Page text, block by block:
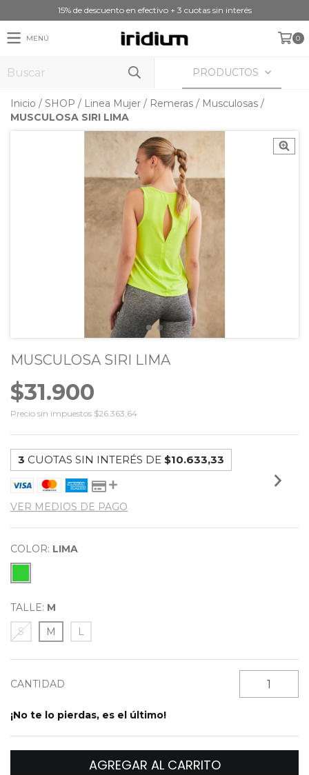
15% de descuento en efectivo + 3 cuotas sin interés
MENÚ 0
PRODUCTOS
Inicio / SHOP / Linea Mujer / Remeras / Musculosas /
MUSCULOSA SIRI LIMA
MUSCULOSA SIRI LIMA
$31.900
Precio sin impuestos $26.363,64
3 CUOTAS SIN INTERÉS DE $10.633,33
VER MEDIOS DE PAGO
COLOR: LIMA
TALLE: M
S
M L
CANTIDAD
¡No te lo pierdas, es el último!